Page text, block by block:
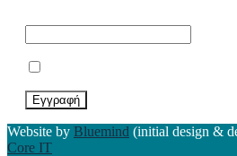
Website by Bluemind (initial design &
Core IT